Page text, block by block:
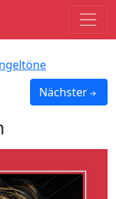
Nächster